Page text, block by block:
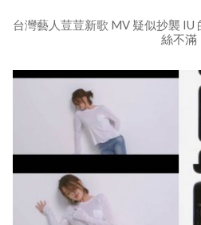
台灣藝人荳荳新歌 MV 疑似抄襲
絲不滿